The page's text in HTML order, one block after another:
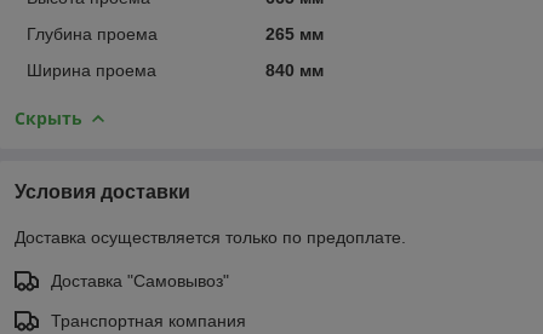
Глубина проема
265 мм
Ширина проема
840 мм
Скрыть
Условия доставки
Доставка осуществляется только по предоплате.
Доставка "Самовывоз"
Транспортная компания